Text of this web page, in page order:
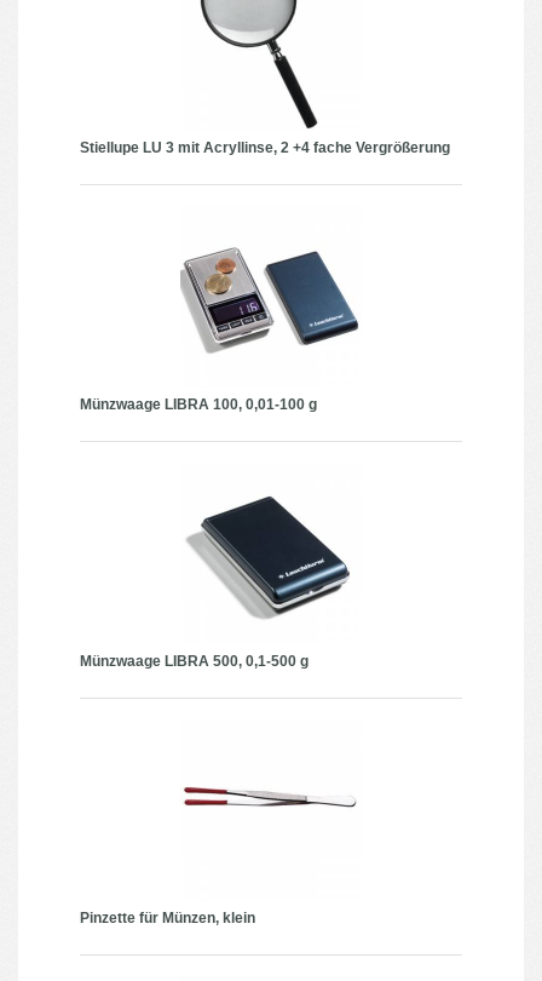
Stiellupe LU 3 mit Acryllinse, 2 +4 fache Vergrößerung
Münzwaage LIBRA 100, 0,01-100 g
Münzwaage LIBRA 500, 0,1-500 g
Pinzette für Münzen, klein